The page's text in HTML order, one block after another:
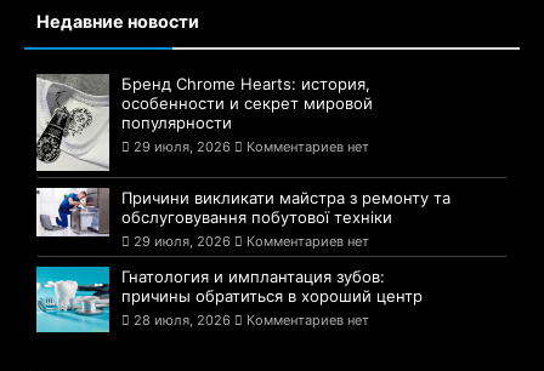
Недавние новости
Бренд Chrome Hearts: история,
особенности и секрет мировой
популярности
29 июля, 2026 Комментариев нет
Причини викликати майстра з ремонту та
обслуговування побутової техніки
29 июля, 2026 Комментариев нет
Гнатология и имплантация зубов:
причины обратиться в хороший центр
28 июля, 2026 Комментариев нет